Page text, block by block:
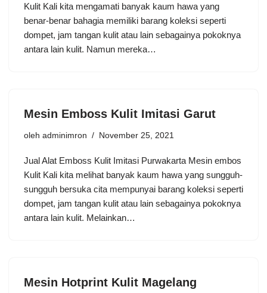
Kulit Kali kita mengamati banyak kaum hawa yang
benar-benar bahagia memiliki barang koleksi seperti
dompet, jam tangan kulit atau lain sebagainya pokoknya
antara lain kulit. Namun mereka…
Mesin Emboss Kulit Imitasi Garut
oleh adminimron November 25, 2021
Jual Alat Emboss Kulit Imitasi Purwakarta Mesin embos
Kulit Kali kita melihat banyak kaum hawa yang sungguh-
sungguh bersuka cita mempunyai barang koleksi seperti
dompet, jam tangan kulit atau lain sebagainya pokoknya
antara lain kulit. Melainkan…
Mesin Hotprint Kulit Magelang